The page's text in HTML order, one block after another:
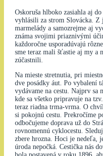
Oskoruša hlboko zasiahla aj
vyhlásili za strom Slovácka. Z
marmelády a samozrejme aj
známa svojimi priaznivými
každoročne usporadúvajú
sme teraz mali šťastie aj my a
zúčastnili.
Na mieste stretnutia, pri
dve posádky áut. Po vybalení
vydávame na cestu. Najprv sa
kde sa všetko pripravuje na
teraz riadna trma-vrma. O
si pokojnú cestu. Prekročíme
odbočujeme doprava už do
rovnomennú cyklocestu.
zbere hrozna. Hoci je nedeľa,
úroda nepočká. Cestička nás